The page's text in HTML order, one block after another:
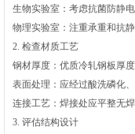
生物实验室‌：考虑抗菌防静
物理实验室‌：注重承重和抗
2. 检查材质工艺
钢材厚度‌：优质冷轧钢板厚
表面处理‌：应经过酸洗磷化
连接工艺‌：焊接处应平整无
3. 评估结构设计